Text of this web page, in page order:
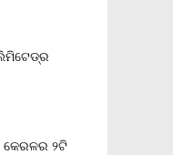
କେରଳର ୨ଟି